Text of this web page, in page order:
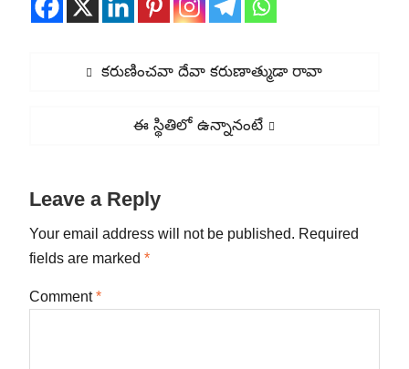
Previous
కరుణించవా దేవా కరుణాత్ముడా రావా
Next
ఈ స్థితిలో ఉన్నానంటే
Leave a Reply
Your email address will not be published. Required
fields are marked *
Comment*